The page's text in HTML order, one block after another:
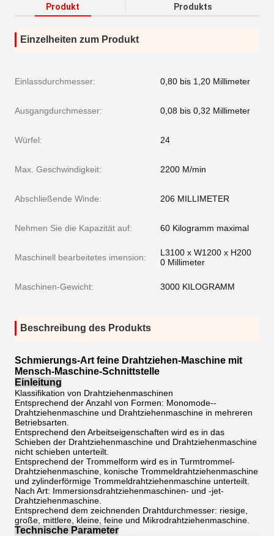
Produkt
Produkts
Einzelheiten zum Produkt
Einlassdurchmesser: 0,80 bis 1,20 Millimeter
Ausgangdurchmesser: 0,08 bis 0,32 Millimeter
Würfel: 24
Max. Geschwindigkeit: 2200 M/min
Abschließende Winde: 206 MILLIMETER
Nehmen Sie die Kapazität auf: 60 Kilogramm maximal
Maschinell bearbeitetes imension:
L3100 x W1200 x H200
0 Millimeter
Maschinen-Gewicht: 3000 KILOGRAMM
Beschreibung des Produkts
Schmierungs-Art feine Drahtziehen-Maschine mit
Mensch-Maschine-Schnittstelle
Einleitung
Klassifikation von Drahtziehenmaschinen
Entsprechend der Anzahl von Formen: Monomode--
Drahtziehenmaschine und Drahtziehenmaschine in mehreren
Betriebsarten.
Entsprechend den Arbeitseigenschaften wird es in das
Schieben der Drahtziehenmaschine und Drahtziehenmaschine
nicht schieben unterteilt.
Entsprechend der Trommelform wird es in Turmtrommel-
Drahtziehenmaschine, konische Trommeldrahtziehenmaschine
und zylinderförmige Trommeldrahtziehenmaschine unterteilt.
Nach Art: Immersionsdrahtziehenmaschinen- und -jet-
Drahtziehenmaschine.
Entsprechend dem zeichnenden Drahtdurchmesser: riesige,
große, mittlere, kleine, feine und Mikrodrahtziehenmaschine.
Technische Parameter